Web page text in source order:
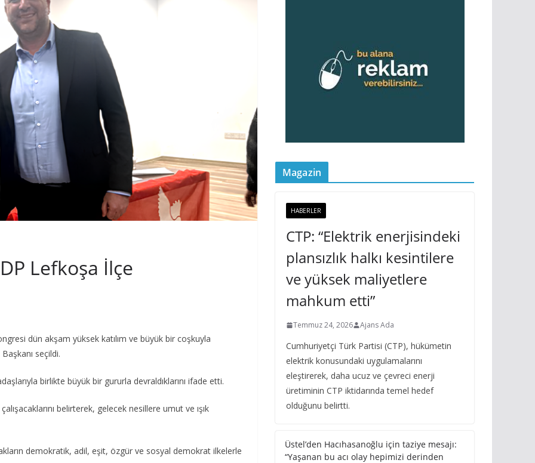
Lefkoşa İlçe
dün akşam yüksek katılım ve büyük bir coşkuyla
seçildi.
birlikte büyük bir gururla devraldıklarını ifade etti.
belirterek, gelecek nesillere umut ve ışık
demokratik, adil, eşit, özgür ve sosyal demokrat ilkelerle
Magazin
HABERLER
CTP: “Elektrik enerjisindeki
plansızlık halkı kesintilere
ve yüksek maliyetlere
mahkum etti”
Temmuz 24, 2026 Ajans Ada
Cumhuriyetçi Türk Partisi (CTP), hükümetin
elektrik konusundaki uygulamalarını
eleştirerek, daha ucuz ve çevreci enerji
üretiminin CTP iktidarında temel hedef
olduğunu belirtti.
Üstel’den Hacıhasanoğlu için taziye mesajı:
“Yaşanan bu acı olay hepimizi derinden